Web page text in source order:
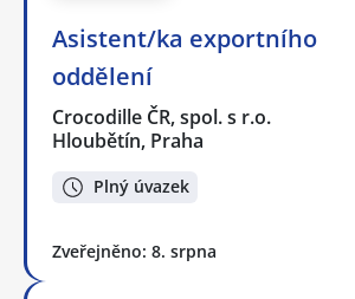
Asistent/ka exportního
oddělení
Crocodille ČR, spol. s r.o.
Hloubětín, Praha
Plný úvazek
Zveřejněno: 8. srpna